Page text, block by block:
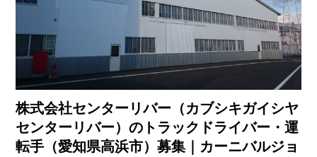
株式会社センターリバー（カブシキガイシヤ
センターリバー）のトラックドライバー・運
転手（愛知県高浜市）募集｜カーニバルジョ